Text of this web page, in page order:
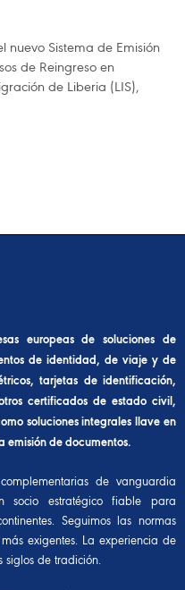
nuevo Sistema de Emisión
de Reingreso en
de Liberia (LIS),
europeas de soluciones de
de identidad, de viaje y de
tarjetas de identificación,
certificados de estado civil,
soluciones integrales llave en
de documentos.
de vanguardia
socio estratégico fiable para
Seguimos las normas
exigentes. La experiencia de
siglos de tradición.